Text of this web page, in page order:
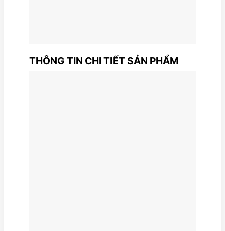
THÔNG TIN CHI TIẾT SẢN PHẨM